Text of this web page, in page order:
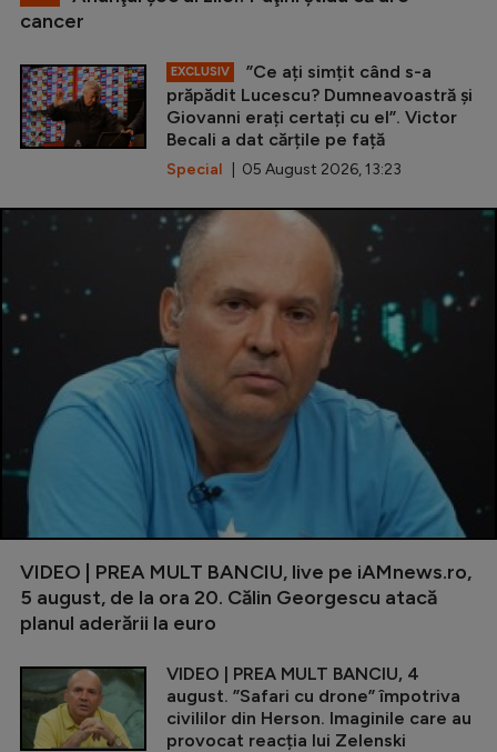
cancer
EXCLUSIV
”Ce ați simțit când s-a
prăpădit Lucescu? Dumneavoastră și
Giovanni erați certați cu el”. Victor
Becali a dat cărțile pe față
Special | 05 August 2026, 13:23
VIDEO | PREA MULT BANCIU, live pe iAMnews.ro,
5 august, de la ora 20. Călin Georgescu atacă
planul aderării la euro
VIDEO | PREA MULT BANCIU, 4
august. ”Safari cu drone” împotriva
civililor din Herson. Imaginile care au
provocat reacția lui Zelenski